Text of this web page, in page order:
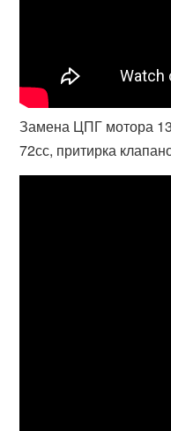
Замена ЦПГ мотора
72сс, притирка